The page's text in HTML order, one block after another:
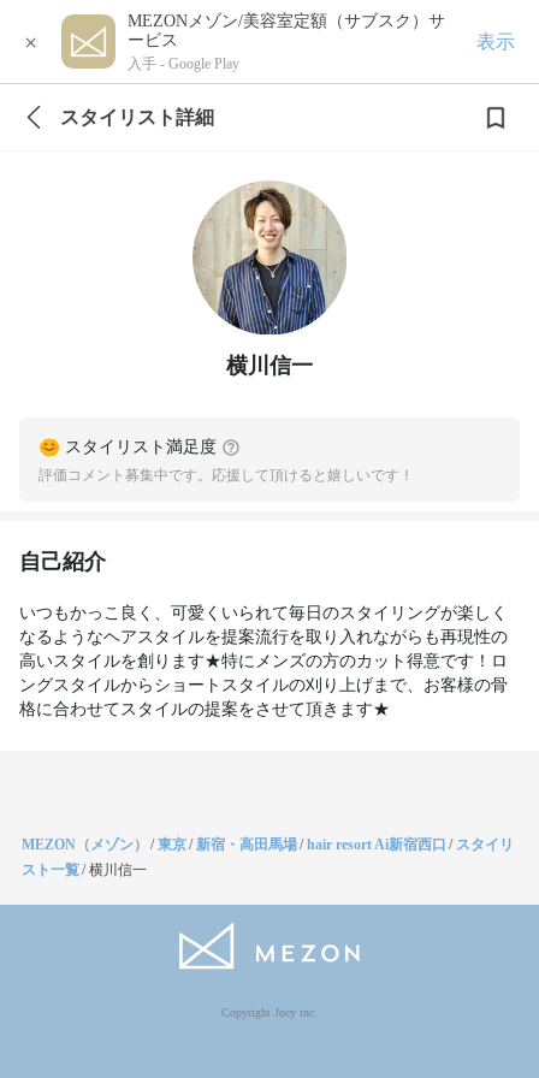
×
MEZONメゾン/美容室定額（サブスク）サ
ービス
入手 - Google Play
表示
スタイリスト詳細
横川信一
スタイリスト満足度
評価コメント募集中です。応援して頂けると嬉しいです！
自己紹介
いつもかっこ良く、可愛くいられて毎日のスタイリングが楽しく
なるようなヘアスタイルを提案流行を取り入れながらも再現性の
高いスタイルを創ります★特にメンズの方のカット得意です！ロ
ングスタイルからショートスタイルの刈り上げまで、お客様の骨
格に合わせてスタイルの提案をさせて頂きます★
MEZON（メゾン） /東京/新宿・高田馬場/hair resort Ai新宿西口 / スタイリ
スト一覧/横川信一
Copyright Jocy inc.